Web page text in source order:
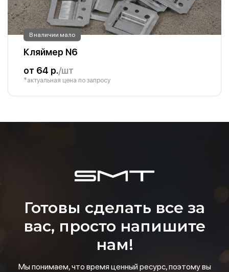
В наличии мало
Кляймер N6
от 64 р./шт
*актуальная цена по запросу
Готовы сделать все за
вас, просто напишите
нам!
Мы понимаем, что время ценный ресурс, поэтому вы